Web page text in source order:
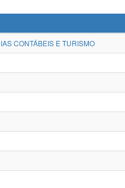
CONTÁBEIS E TURISMO